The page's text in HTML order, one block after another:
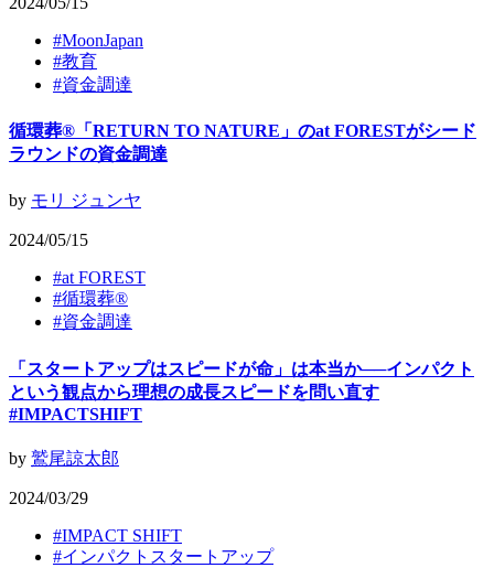
#MoonJapan
#教育
#資金調達
循環葬®︎「RETURN TO NATURE」のat FORESTがシード
ラウンドの資金調達
by モリ ジュンヤ
2024/05/15
#at FOREST
#循環葬®︎
#資金調達
「スタートアップはスピードが命」は本当か──インパクト
という観点から理想の成長スピードを問い直す
#IMPACTSHIFT
by 鷲尾諒太郎
2024/03/29
#IMPACT SHIFT
#インパクトスタートアップ